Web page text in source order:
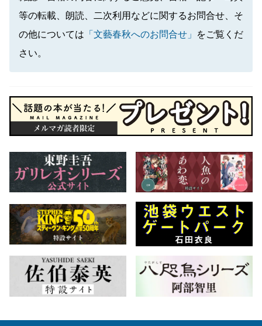
等の転載、朗読、二次利用などに関するお問合せ、そ
の他については 「文藝春秋へのお問合せ」
をご覧くだ
さい。